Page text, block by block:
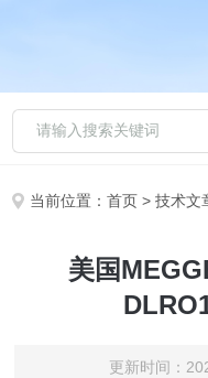
当前位置：首页 >技术文
美国
更新时间：